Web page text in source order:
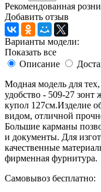
Рекомендованная
Добавить отзыв
Варианты модели:
Показать все
Описание
Модная модель для
удобство - 509-27 зонт
купол 127см.Изделие
видом, отличной
Большие карманы
и документы. Для
качественные
фирменная фурнитура.
Самовывоз бесплатно: